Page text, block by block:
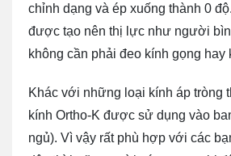
chỉnh dạng và ép xuống thành 0
được tạo nên thị lực như người
không cần phải đeo kính gọng hay
Khác với những loại kính áp tròng
kính Ortho-K được sử dụng vào
ngủ). Vì vậy rất phù hợp với các